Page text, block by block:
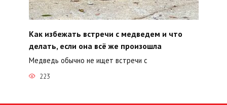
Как избежать встречи с медведем и что
делать, если она всё же произошла
Медведь обычно не ищет встречи с
223